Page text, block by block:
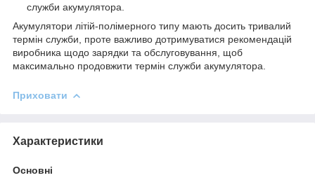
служби акумулятора.
Акумулятори літій-полімерного типу мають досить тривалий
термін служби, проте важливо дотримуватися рекомендацій
виробника щодо зарядки та обслуговування, щоб
максимально продовжити термін служби акумулятора.
Приховати
Характеристики
Основні